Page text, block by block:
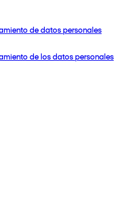
de datos personales
de los datos personales